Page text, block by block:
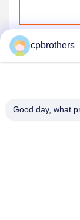
cpbrothers
Good day, what